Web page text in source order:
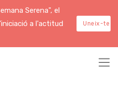
Serena", el
a l'actitud
Uneix-te